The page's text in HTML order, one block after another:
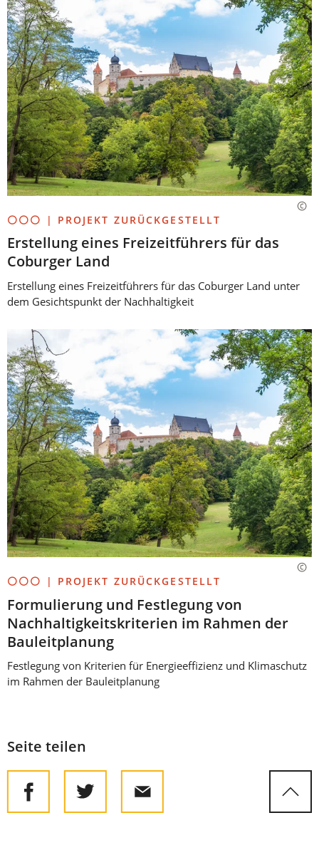
⚪⚪⚪ | PROJEKT ZURÜCKGESTELLT
Erstellung eines Freizeitführers für das
Coburger Land
Erstellung eines Freizeitführers für das Coburger Land unter
dem Gesichtspunkt der Nachhaltigkeit
⚪⚪⚪ | PROJEKT ZURÜCKGESTELLT
Formulierung und Festlegung von
Nachhaltigkeitskriterien im Rahmen der
Bauleitplanung
Festlegung von Kriterien für Energieeffizienz und Klimaschutz
im Rahmen der Bauleitplanung
Seite teilen